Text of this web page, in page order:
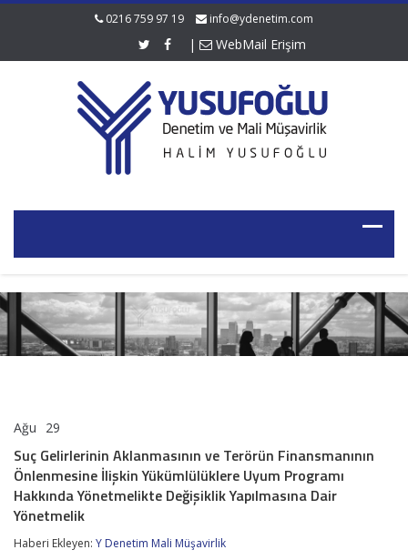
0216 759 97 19 info@ydenetim.com
| WebMail Erişim
Ağu 29
Aklanmasının
ve
Terörün
Finansmanının
Önlenmesine
İlişkin
Yükümlülüklere
Suç Gelirlerinin Aklanmasının ve Terörün Finansmanının
Önlenmesine İlişkin Yükümlülüklere Uyum Programı
Hakkında Yönetmelikte Değişiklik Yapılmasına Dair
Yönetmelik
Haberi Ekleyen: Y Denetim Mali Müşavirlik